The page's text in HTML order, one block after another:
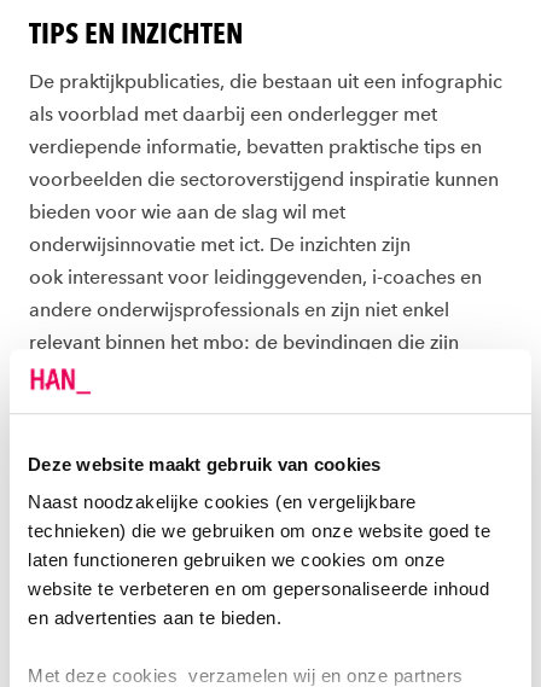
Deze website maakt gebruik van cookies
Naast noodzakelijke cookies (en vergelijkbare
technieken) die we gebruiken om onze website goed te
laten functioneren gebruiken we cookies om onze
website te verbeteren en om gepersonaliseerde inhoud
en advertenties aan te bieden.
Met deze cookies verzamelen wij en onze partners
TIPS EN INZICHTEN
De praktijkpublicaties, die bestaan uit een infographic
als voorblad met daarbij een onderlegger met
verdiepende informatie, bevatten praktische tips en
voorbeelden die sectoroverstijgend inspiratie kunnen
bieden voor wie aan de slag wil met
onderwijsinnovatie met ict. De inzichten zijn
ook interessant voor leidinggevenden, i-coaches en
andere onderwijsprofessionals en zijn niet enkel
relevant binnen het mbo: de bevindingen die zijn
opgedaan, kunnen ook behulpzaam zijn voor
docenten en onderwijsprofessionals uit andere
onderwijskwaliteit met en in de praktijk.
INSPIREREN OM TE EXPERIMENTEREN
Bij de ontwikkeling van de praktijkpublicaties waren
vanuit het iXperium CoE associate lectoren Pierre